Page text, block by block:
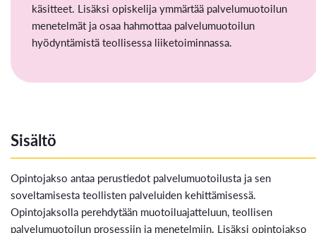
käsitteet. Lisäksi opiskelija ymmärtää palvelumuotoilun
menetelmät ja osaa hahmottaa palvelumuotoilun
hyödyntämistä teollisessa liiketoiminnassa.
Sisältö
Opintojakso antaa perustiedot palvelumuotoilusta ja sen
soveltamisesta teollisten palveluiden kehittämisessä.
Opintojaksolla perehdytään muotoiluajatteluun, teollisen
palvelumuotoilun prosessiin ja menetelmiin. Lisäksi opintojakso